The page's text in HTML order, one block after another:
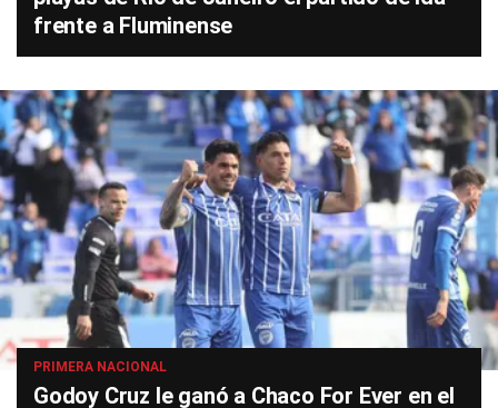
frente a Fluminense
PRIMERA NACIONAL
Godoy Cruz le ganó a Chaco For Ever en el